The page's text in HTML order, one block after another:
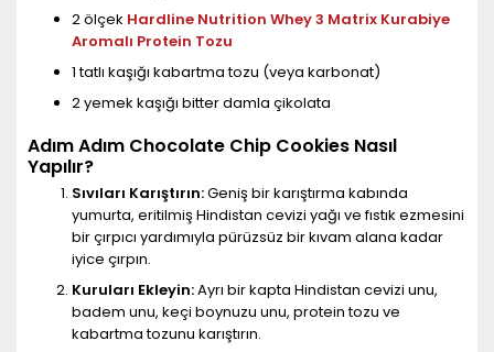
2 ölçek Hardline Nutrition Whey 3 Matrix Kurabiye
Aromalı Protein Tozu
1 tatlı kaşığı kabartma tozu (veya karbonat)
2 yemek kaşığı bitter damla çikolata
Adım Adım Chocolate Chip Cookies Nasıl
Yapılır?
Sıvıları Karıştırın:Geniş bir karıştırma kabında
yumurta, eritilmiş Hindistan cevizi yağı ve fıstık ezmesini
bir çırpıcı yardımıyla pürüzsüz bir kıvam alana kadar
iyice çırpın.
Kuruları Ekleyin:Ayrı bir kapta Hindistan cevizi unu,
badem unu, keçi boynuzu unu, protein tozu ve
kabartma tozunu karıştırın.